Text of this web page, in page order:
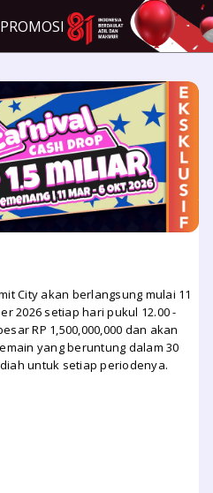
City akan berlangsung mulai 11
2026 setiap hari pukul 12.00 -
RP 1,500,000,000 dan akan
yang beruntung dalam 30
untuk setiap periodenya.